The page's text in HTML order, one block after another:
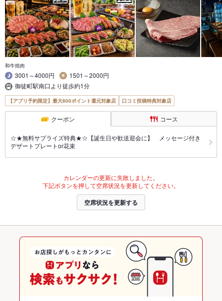
和牛焼肉
3001～4000円
1501～2000円
御徒町駅南口より徒歩約1分
【アプリ予約限定】最大800ポイント還元対象店 口コミ投稿特典対象店
クーポン コース
☆★無料サプライズ特典★☆【誕生日や歓送迎会に】 メッセージ付き
デザートプレートor花束
カレンダーの更新に失敗しました。
下記ボタンを押して空席状況を更新してください。
空席状況を更新する